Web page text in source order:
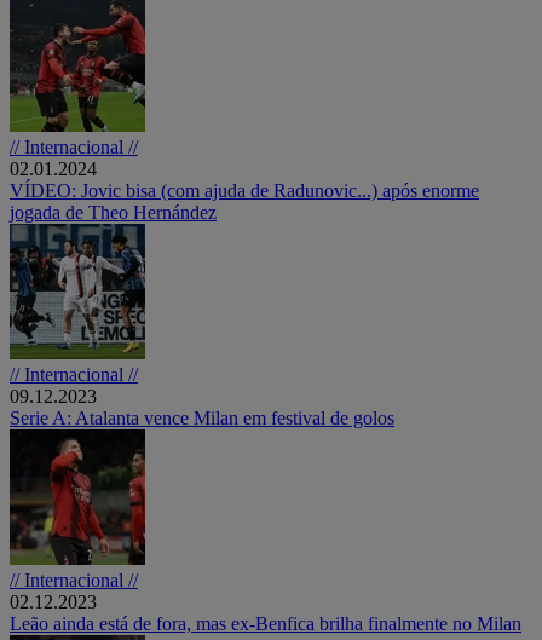
// Internacional //
02.01.2024
VÍDEO: Jovic bisa (com ajuda de Radunovic...) após enorme
jogada de Theo Hernández
// Internacional //
09.12.2023
Serie A: Atalanta vence Milan em festival de golos
// Internacional //
02.12.2023
Leão ainda está de fora, mas ex-Benfica brilha finalmente no Milan